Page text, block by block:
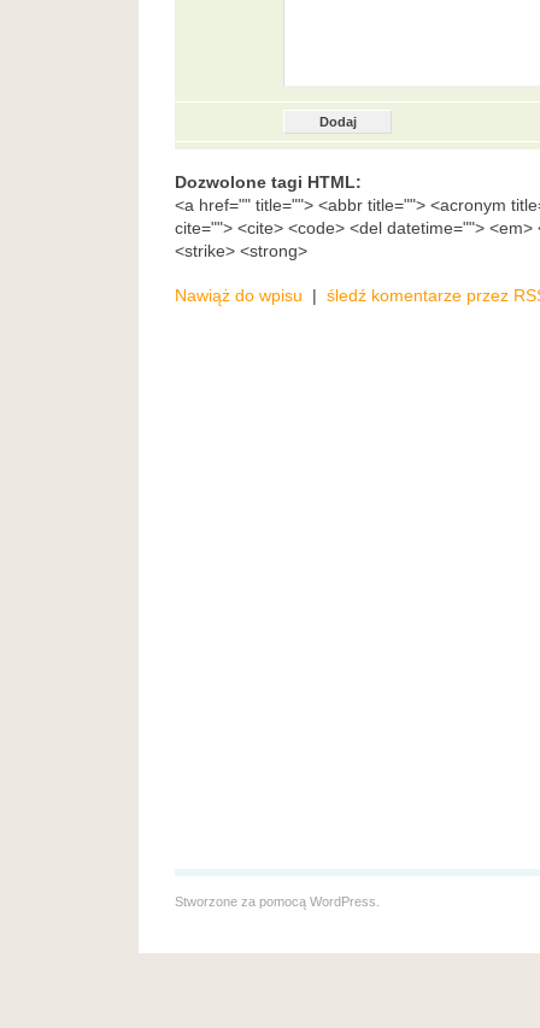
Dozwolone tagi HTML:
<a href="" title=""> <abbr title=""> <acronym
cite=""> <cite> <code> <del datetime=""> <em>
<strike> <strong>
Nawiąż do wpisu śledź komentarze przez
Stworzone za pomocą WordPress